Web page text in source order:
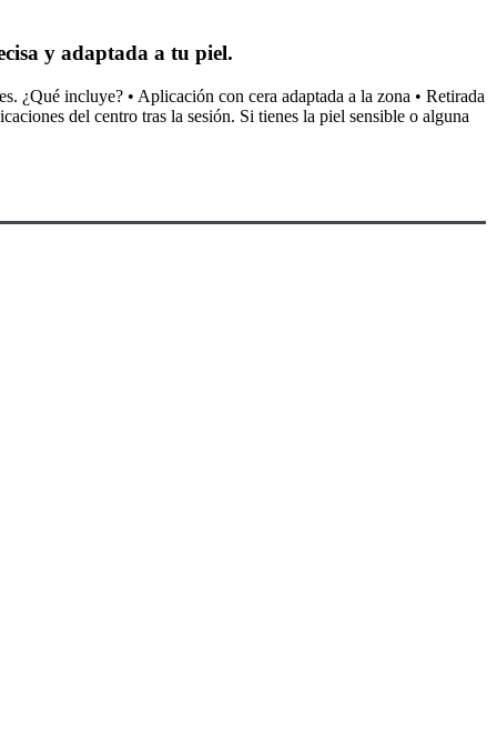
y adaptada a tu piel.
¿Qué incluye? • Aplicación con cera adaptada a la zona • Retirada
del centro tras la sesión. Si tienes la piel sensible o alguna